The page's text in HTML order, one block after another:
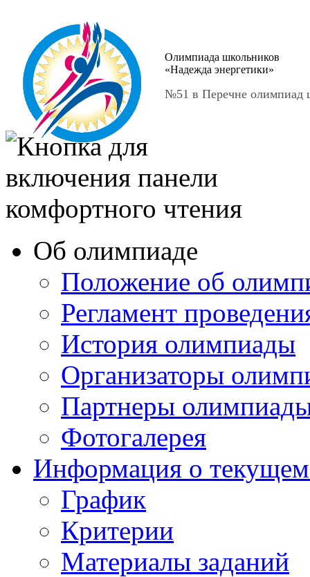
Олимпиада школьников
«Надежда энергетики»
№51 в Перечне олимпиад
Об олимпиаде
Положение об
Регламент
История олимпиады
Организаторы
Партнеры
Фотогалерея
Информация о текущем
График
Критерии
Материалы заданий